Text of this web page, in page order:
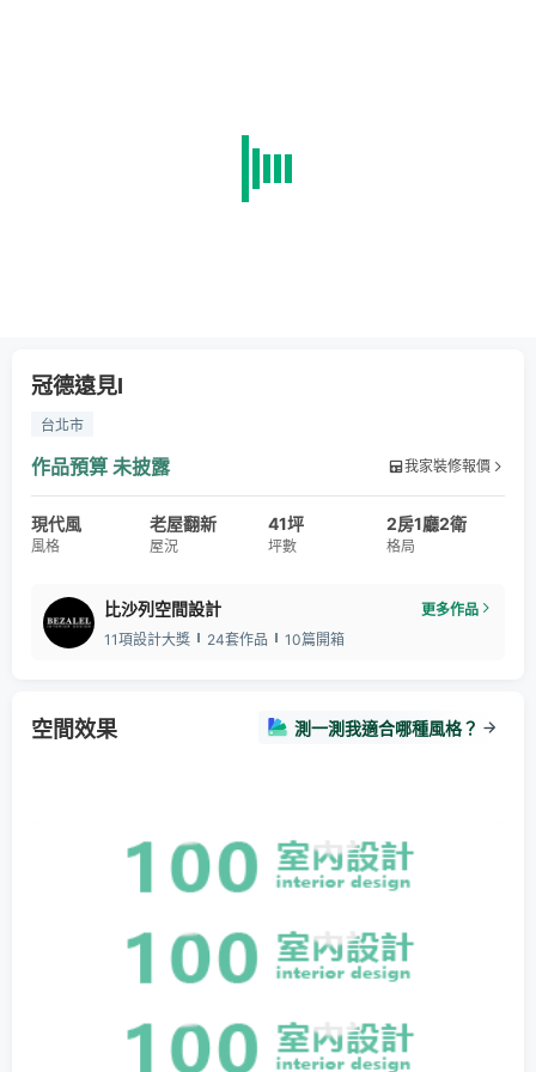
冠德遠見I
台北市
作品預算 未披露 我家裝修報價
現代風
風格
老屋翻新
屋況
41坪
坪數
2房1廳2衛
格局
比沙列空間設計
更多作品
11項設計大獎
24套作品 10篇開箱
空間效果 測一測我適合哪種風格？